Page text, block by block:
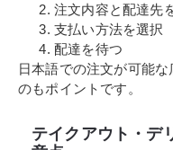
注文内容と配達先
支払い方法を選択
配達を待つ
日本語での注文が可能
のもポイントです。
テイクアウト・デ